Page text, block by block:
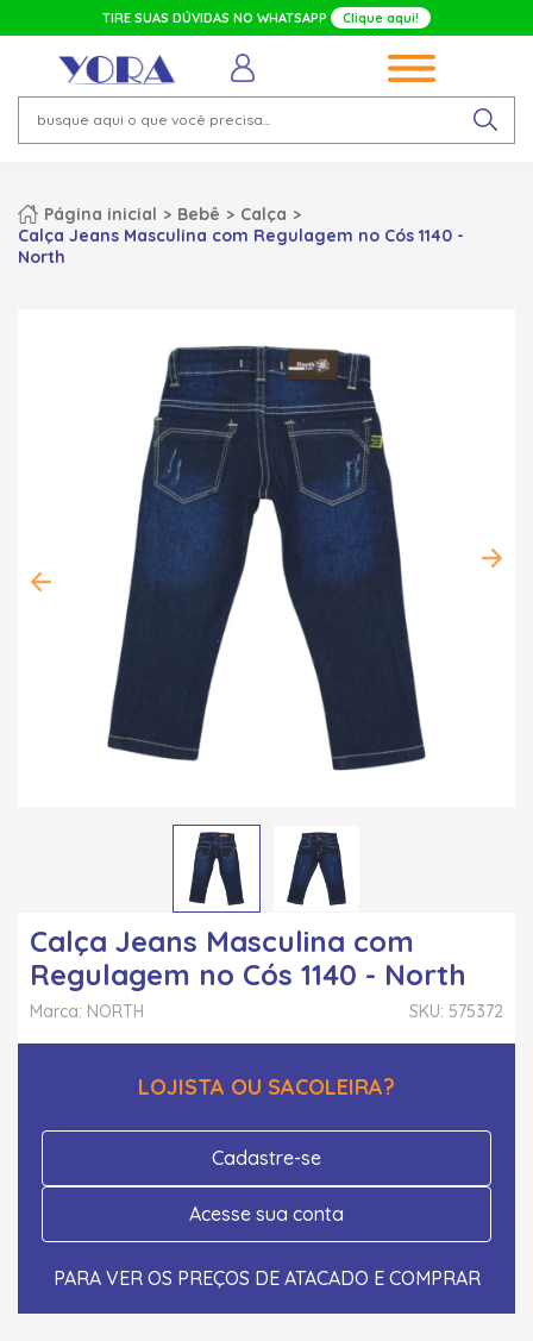
TIRE SUAS DÚVIDAS NO WHATSAPP Clique aqui!
Página inicial Bebê
Calça
Calça Jeans Masculina com Regulagem no Cós 1140 -
North
Calça Jeans Masculina com
Regulagem no Cós 1140 - North
SKU: 575372
Marca: NORTH
LOJISTA OU SACOLEIRA?
Cadastre-se
Acesse sua conta
PARA VER OS PREÇOS DE ATACADO E COMPRAR